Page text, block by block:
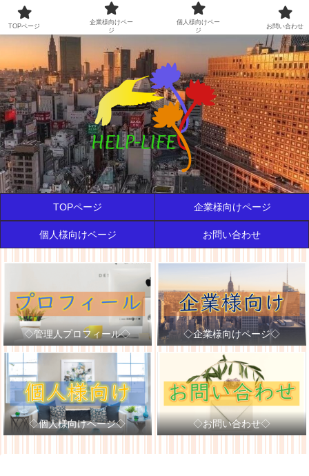
通信おたすけライフ
TOPページ 企業様向けページ
個人様向けページ お問い合わせ
◇管理人プロフィール◇ ◇企業様向けページ◇
◇個人様向けページ◇ ◇お問い合わせ◇
TOPページ
企業様向けペー
ジ
個人様向けペー
ジ
お問い合わせ